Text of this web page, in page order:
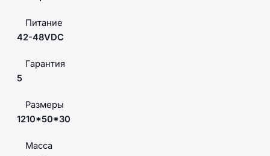
Питание
42-48VDC
Гарантия
5
Размеры
1210*50*30
Масса